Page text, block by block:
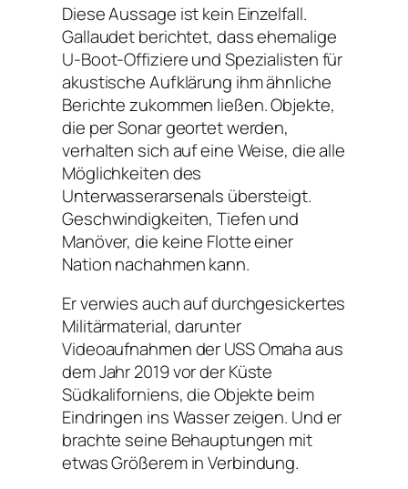
Diese Aussage ist kein Einzelfall.
Gallaudet berichtet, dass ehemalige
U-Boot-Offiziere und Spezialisten für
akustische Aufklärung ihm ähnliche
Berichte zukommen ließen. Objekte,
die per Sonar geortet werden,
verhalten sich auf eine Weise, die alle
Möglichkeiten des
Unterwasserarsenals übersteigt.
Geschwindigkeiten, Tiefen und
Manöver, die keine Flotte einer
Nation nachahmen kann.
Er verwies auch auf durchgesickertes
Militärmaterial, darunter
Videoaufnahmen der USS Omaha aus
dem Jahr 2019 vor der Küste
Südkaliforniens, die Objekte beim
Eindringen ins Wasser zeigen. Und er
brachte seine Behauptungen mit
etwas Größerem in Verbindung.